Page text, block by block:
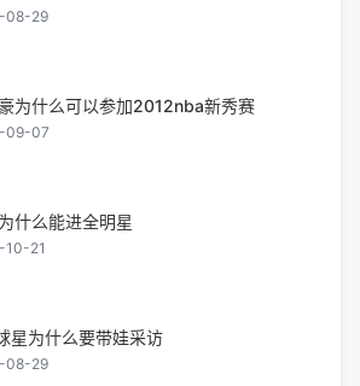
08-29
为什么可以参加2012nba新秀赛
09-07
什么能进全明星
10-21
星为什么要带娃采访
08-29